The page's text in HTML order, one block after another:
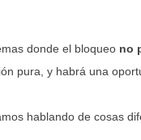
donde el bloqueo no
pura, y habrá una
hablando de cosas